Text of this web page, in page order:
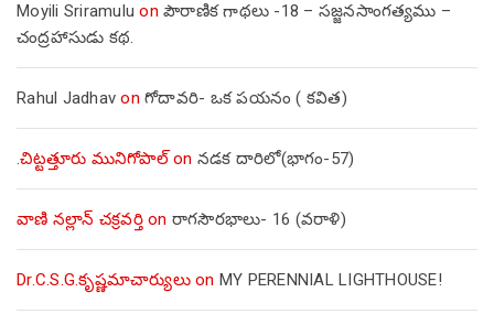
Moyili Sriramulu on పౌరాణిక గాథలు -18 – సజ్జనసాంగత్యము –
చంద్రహాసుడు కథ.
Rahul Jadhav on గోదావరి- ఒక పయనం ( కవిత)
.చిట్టత్తూరు మునిగోపాల్on నడక దారిలో(భాగం-57)
వాణి నల్లాన్ చక్రవర్తిon రాగసౌరభాలు- 16 (వరాళి)
Dr.C.S.G.కృష్ణమాచార్యులుon MY PERENNIAL LIGHTHOUSE!